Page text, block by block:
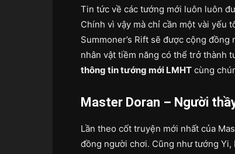
Tin tức về các tướng mới luôn luôn
Chính vì vậy mà chỉ cần một vài yếu
Summoner’s Rift sẽ được cộng
nhân vật tiềm năng có thể trở thành
thông tin tướng mới LMHT cùng
Master Doran – Người
Lần theo cốt truyện mới nhất của
đồng người chơi. Cũng như tướng Yi,